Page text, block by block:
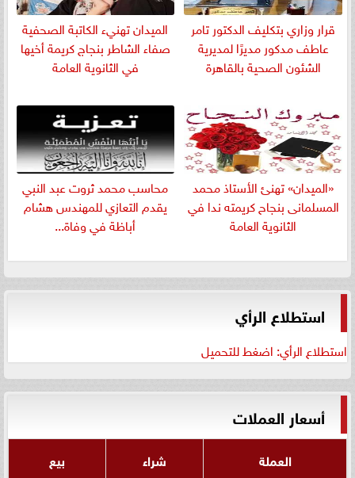
قرار وزاري بتكليف الدكتور تامر
عاطف مدكور مديرًا لمديرية
الشئون الصحية بالقاهرة
الميدان تهنيء الكاتبة الصحفية
صفاء الشاطر بنجاج كريمة أخيها
في الثانوية العامة
«الميدان» تهنئ الأستاذ محمد
المسلمانى بنجاح كريمته ندا في
الثانوية العامة
​محاسب محمد ثروت عبد النبي
يقدم التعازي للمهندس هشام
أباظة في وفاة...
استطلاع الرأي
استطلاع الرأي: اضغط للتحميل
أسعار العملات
العملة شراء بيع